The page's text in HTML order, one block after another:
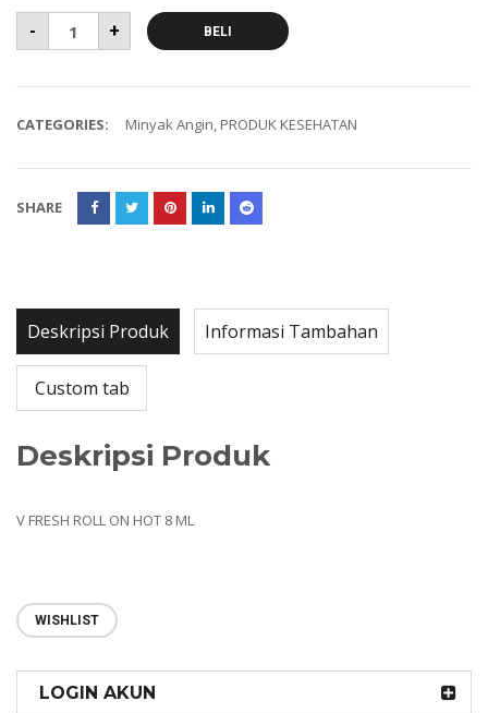
- + BELI
CATEGORIES: Minyak Angin, PRODUK KESEHATAN
SHARE
Deskripsi Produk Informasi Tambahan
Custom tab
Deskripsi Produk
V FRESH ROLL ON HOT 8 ML
WISHLIST
LOGIN AKUN